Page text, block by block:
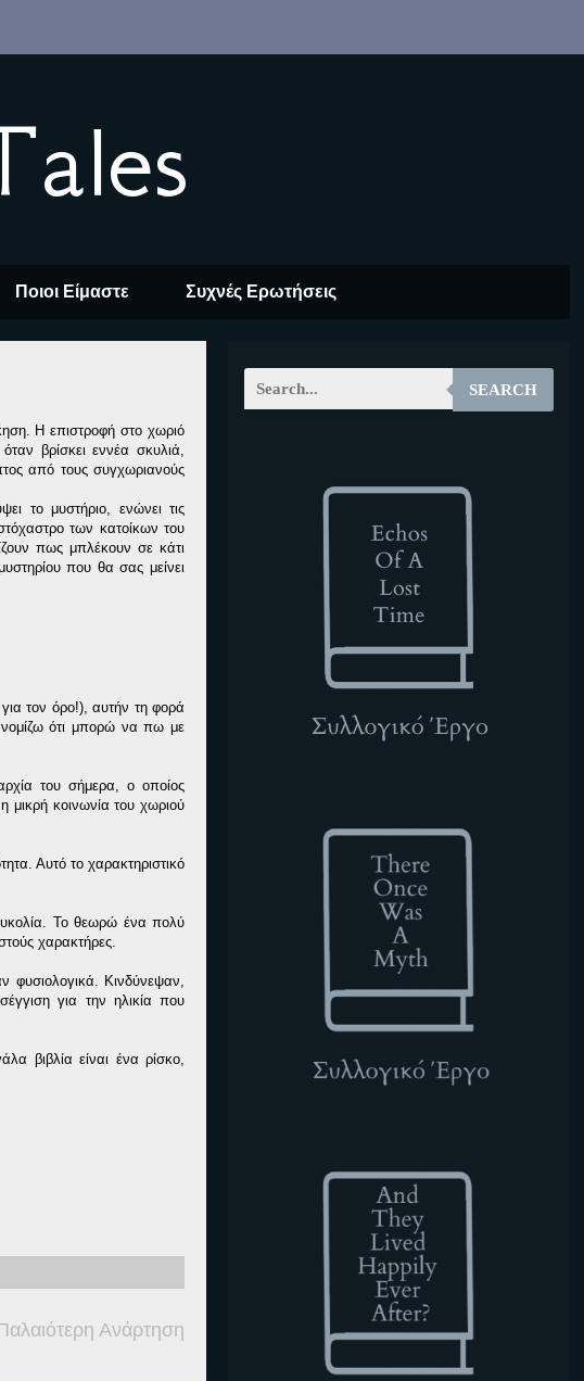
Ποιοι Είμαστε Συχνές Ερωτήσεις
Η επιστροφή στο χωριό
βρίσκει εννέα σκυλιά,
από τους συγχωριανούς
το μυστήριο, ενώνει τις
των κατοίκων του
πως μπλέκουν σε κάτι
που θα σας μείνει
τον όρο!), αυτήν τη φορά
νομίζω ότι μπορώ να πω με
του σήμερα, ο οποίος
μικρή κοινωνία του χωριού
Αυτό το χαρακτηριστικό
Το θεωρώ ένα πολύ
χαρακτήρες.
φυσιολογικά. Κινδύνεψαν,
για την ηλικία που
βιβλία είναι ένα ρίσκο,
Ανάρτηση
SEARCH